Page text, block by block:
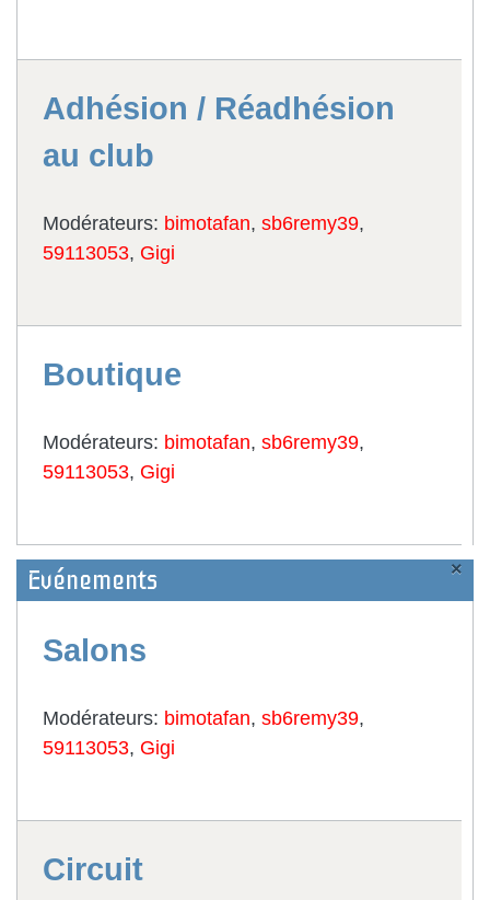
Adhésion / Réadhésion
au club
Modérateurs: bimotafan,sb6remy39,
59113053, Gigi
Boutique
Modérateurs: bimotafan,sb6remy39,
59113053, Gigi
×
Evénements
Salons
Modérateurs: bimotafan,sb6remy39,
59113053, Gigi
Circuit